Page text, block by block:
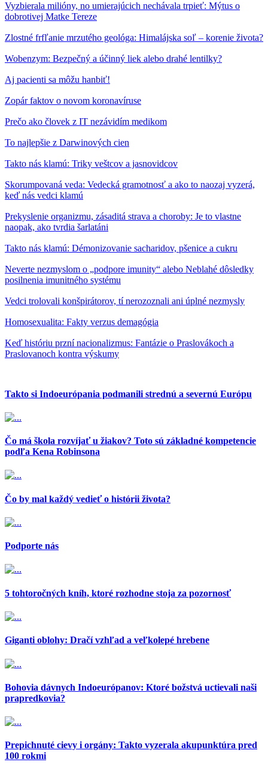
Vyzbierala milióny, no umierajúcich nechávala trpieť: Mýtus o
dobrotivej Matke Tereze
Zlostné frfľanie mrzutého geológa: Himalájska soľ – korenie života?
Wobenzym: Bezpečný a účinný liek alebo drahé lentilky?
Aj pacienti sa môžu hanbiť!
Zopár faktov o novom koronavíruse
Prečo ako človek z IT nezávidím medikom
To najlepšie z Darwinových cien
Takto nás klamú: Triky veštcov a jasnovidcov
Skorumpovaná veda: Vedecká gramotnosť a ako to naozaj vyzerá,
keď nás vedci klamú
Prekyslenie organizmu, zásaditá strava a choroby: Je to vlastne
naopak, ako tvrdia šarlatáni
Takto nás klamú: Démonizovanie sacharidov, pšenice a cukru
Neverte nezmyslom o „podpore imunity“ alebo Neblahé dôsledky
posilnenia imunitného systému
Vedci trolovali konšpirátorov, tí nerozoznali ani úplné nezmysly
Homosexualita: Fakty verzus demagógia
Keď históriu przní nacionalizmus: Fantázie o Praslovákoch a
Praslovanoch kontra výskumy
Takto si Indoeurópania podmanili strednú a severnú Európu
Čo má škola rozvíjať u žiakov? Toto sú základné kompetencie
podľa Kena Robinsona
Čo by mal každý vedieť o histórii života?
Podporte nás
5 tohtoročných kníh, ktoré rozhodne stoja za pozornosť
Giganti oblohy: Dračí vzhľad a veľkolepé hrebene
Bohovia dávnych Indoeurópanov: Ktoré božstvá uctievali naši
prapredkovia?
Prepichnuté cievy i orgány: Takto vyzerala akupunktúra pred
100 rokmi